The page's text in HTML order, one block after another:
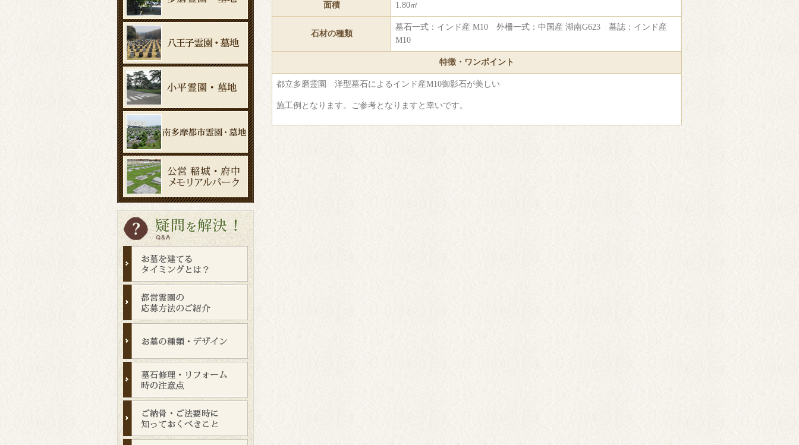
面積 1.80㎡
石材の種類
墓石一式：インド産 M10 外柵一式：中国産 湖南G623 墓誌：インド産
M10
特徴・ワンポイント
都立多磨霊園 洋型墓石によるインド産M10御影石が美しい
施工例となります。ご参考となりますと幸いです。